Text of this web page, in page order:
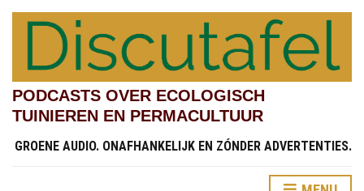
PODCASTS OVER ECOLOGISCH
TUINIEREN EN PERMACULTUUR
GROENE AUDIO. ONAFHANKELIJK EN ZÓNDER ADVERTENTIES.